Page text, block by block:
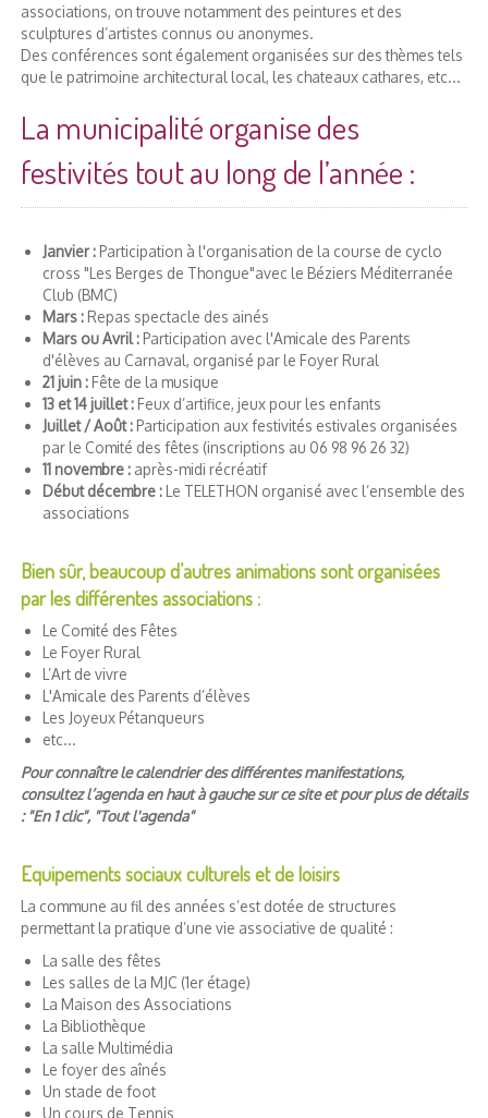
associations, on trouve notamment des peintures et des
sculptures d’artistes connus ou anonymes.
Des conférences sont également organisées sur des thèmes tels
que le patrimoine architectural local, les chateaux cathares, etc...
La municipalité organise des
festivités tout au long de l’année :
Janvier :Participation à l'organisation de la course de cyclo
cross "Les Berges de Thongue"avec le Béziers Méditerranée
Club (BMC)
Mars :Repas spectacle des ainés
Mars ou Avril :Participation avec l'Amicale des Parents
d'élèves au Carnaval, organisé par le Foyer Rural
21 juin :Fête de la musique
13 et 14 juillet :Feux d’artifice, jeux pour les enfants
Juillet / Août :Participation aux festivités estivales organisées
par le Comité des fêtes (inscriptions au 06 98 96 26 32)
11 novembre :après-midi récréatif
Début décembre :Le TELETHON organisé avec l’ensemble des
associations
Bien sûr, beaucoup d’autres animations sont organisées
par les différentes associations :
Le Comité des Fêtes
Le Foyer Rural
L’Art de vivre
L'Amicale des Parents d’élèves
Les Joyeux Pétanqueurs
etc...
Pour connaître le calendrier des différentes manifestations,
consultez l’agenda en haut à gauche sur ce site et pour plus de détails
: "En 1 clic", "Tout l'agenda"
Equipements sociaux culturels et de loisirs
La commune au fil des années s’est dotée de structures
permettant la pratique d’une vie associative de qualité :
La salle des fêtes
Les salles de la MJC (1er étage)
La Maison des Associations
La Bibliothèque
La salle Multimédia
Le foyer des aînés
Un stade de foot
Un cours de Tennis